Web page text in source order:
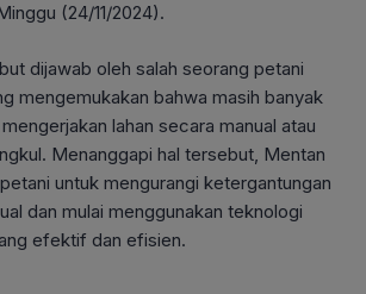
(24/11/2024).
dijawab oleh salah seorang petani
mengemukakan bahwa masih banyak
lahan secara manual atau
Menanggapi hal tersebut, Mentan
untuk mengurangi ketergantungan
dan mulai menggunakan teknologi
efektif dan efisien.